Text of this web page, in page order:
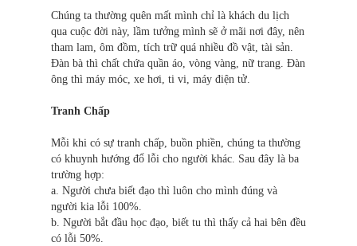
Chúng ta thường quên mất mình chỉ là khách du lịch
qua cuộc đời này, lầm tưởng mình sẽ ở mãi nơi đây, nên
tham lam, ôm đồm, tích trữ quá nhiều đồ vật, tài sản.
Đàn bà thì chất chứa quần áo, vòng vàng, nữ trang. Đàn
ông thì máy móc, xe hơi, ti vi, máy điện tử.
Tranh Chấp
Mỗi khi có sự tranh chấp, buồn phiền, chúng ta thường
có khuynh hướng đổ lỗi cho người khác. Sau đây là ba
trường hợp:
a. Người chưa biết đạo thì luôn cho mình đúng và
người kia lỗi 100%.
b. Người bắt đầu học đạo, biết tu thì thấy cả hai bên đều
có lỗi 50%.